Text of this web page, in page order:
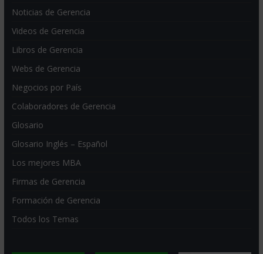
Noticias de Gerencia
Videos de Gerencia
Libros de Gerencia
Webs de Gerencia
Negocios por País
Colaboradores de Gerencia
Glosario
Glosario Inglés – Español
Los mejores MBA
Firmas de Gerencia
Formación de Gerencia
Todos los Temas